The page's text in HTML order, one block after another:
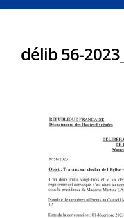
délib 56-